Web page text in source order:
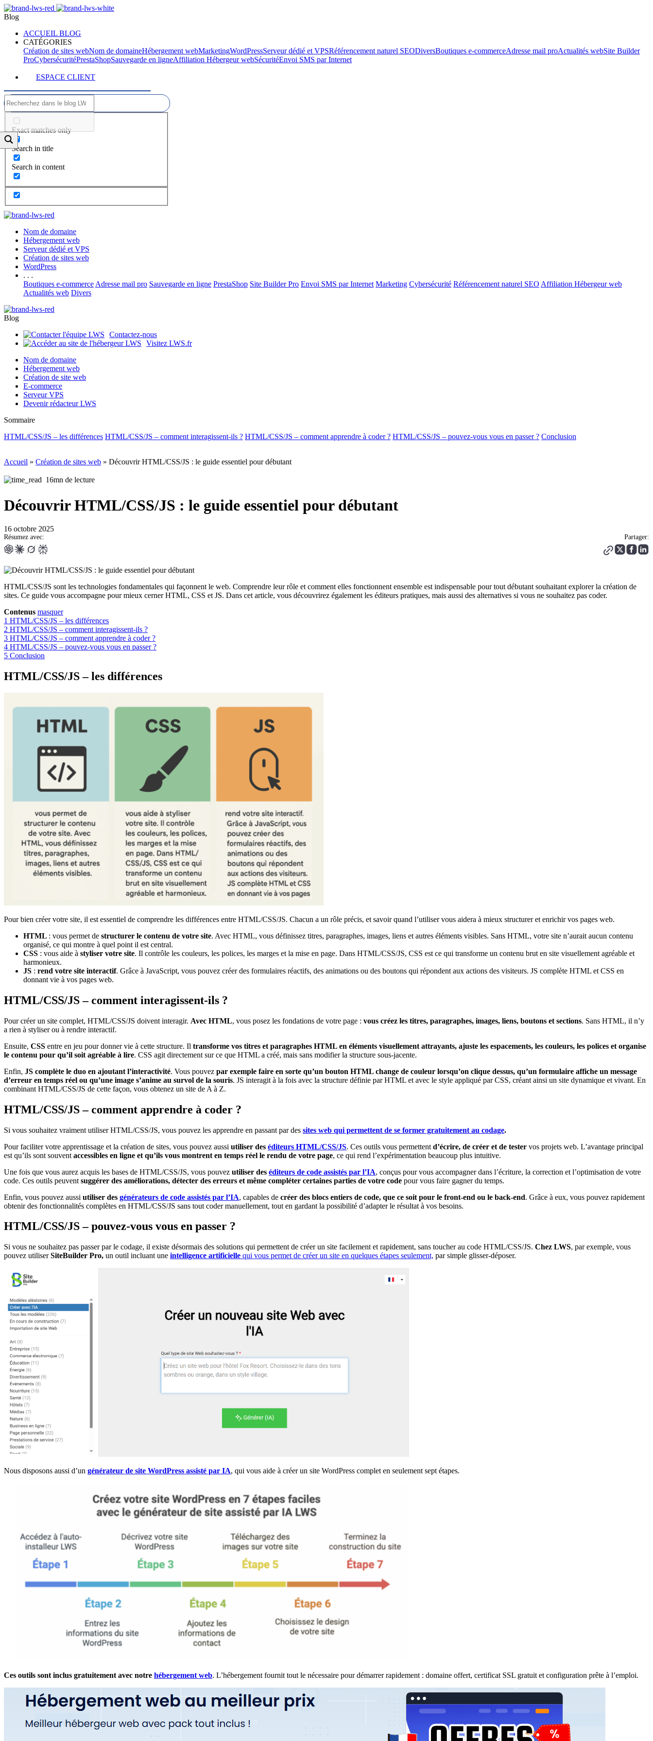
Blog
ACCUEIL BLOG
CATÉGORIES
Création de sites webNom de domaineHébergement webMarketingWordPressServeur dédié et VPSRéférencement naturel SEODiversBoutiques e-commerceAdresse mail proActualités webSite Builder
ProCybersécuritéPrestaShopSauvegarde en ligneAffiliation Hébergeur webSécuritéEnvoi SMS par Internet
ESPACE CLIENT
Exact matches only
Search in title
Search in content
Nom de domaine
Hébergement web
Serveur dédié et VPS
Création de sites web
WordPress
. . .
Boutiques e-commerce Adresse mail pro Sauvegarde en ligne PrestaShop Site Builder Pro Envoi SMS par Internet Marketing Cybersécurité Référencement naturel SEO Affiliation Hébergeur web
Actualités web Divers
Blog
Contactez-nous
Visitez LWS.fr
Nom de domaine
Hébergement web
Création de site web
E-commerce
Serveur VPS
Devenir rédacteur LWS
Sommaire
HTML/CSS/JS – les différences HTML/CSS/JS – comment interagissent-ils ? HTML/CSS/JS – comment apprendre à coder ? HTML/CSS/JS – pouvez-vous vous en passer ? Conclusion
Accueil » Création de sites web » Découvrir HTML/CSS/JS : le guide essentiel pour débutant
16mn de lecture
Découvrir HTML/CSS/JS : le guide essentiel pour débutant
16 octobre 2025
Résumez avec: Partager:
HTML/CSS/JS sont les technologies fondamentales qui façonnent le web. Comprendre leur rôle et comment elles fonctionnent ensemble est indispensable pour tout débutant souhaitant explorer la création de
sites. Ce guide vous accompagne pour mieux cerner HTML, CSS et JS. Dans cet article, vous découvrirez également les éditeurs pratiques, mais aussi des alternatives si vous ne souhaitez pas coder.
Contenus masquer
1 HTML/CSS/JS – les différences
2 HTML/CSS/JS – comment interagissent-ils ?
3 HTML/CSS/JS – comment apprendre à coder ?
4 HTML/CSS/JS – pouvez-vous vous en passer ?
5 Conclusion
HTML/CSS/JS – les différences
Pour bien créer votre site, il est essentiel de comprendre les différences entre HTML/CSS/JS. Chacun a un rôle précis, et savoir quand l’utiliser vous aidera à mieux structurer et enrichir vos pages web.
HTML : vous permet de structurer le contenu de votre site. Avec HTML, vous définissez titres, paragraphes, images, liens et autres éléments visibles. Sans HTML, votre site n’aurait aucun contenu
organisé, ce qui montre à quel point il est central.
CSS : vous aide à styliser votre site. Il contrôle les couleurs, les polices, les marges et la mise en page. Dans HTML/CSS/JS, CSS est ce qui transforme un contenu brut en site visuellement agréable et
harmonieux.
JS : rend votre site interactif. Grâce à JavaScript, vous pouvez créer des formulaires réactifs, des animations ou des boutons qui répondent aux actions des visiteurs. JS complète HTML et CSS en
donnant vie à vos pages web.
HTML/CSS/JS – comment interagissent-ils ?
Pour créer un site complet, HTML/CSS/JS doivent interagir. Avec HTML, vous posez les fondations de votre page : vous créez les titres, paragraphes, images, liens, boutons et sections. Sans HTML, il n’y
a rien à styliser ou à rendre interactif.
Ensuite, CSS entre en jeu pour donner vie à cette structure. Il transforme vos titres et paragraphes HTML en éléments visuellement attrayants, ajuste les espacements, les couleurs, les polices et organise
le contenu pour qu’il soit agréable à lire. CSS agit directement sur ce que HTML a créé, mais sans modifier la structure sous-jacente.
Enfin, JS complète le duo en ajoutant l’interactivité. Vous pouvez par exemple faire en sorte qu’un bouton HTML change de couleur lorsqu’on clique dessus, qu’un formulaire affiche un message
d’erreur en temps réel ou qu’une image s’anime au survol de la souris. JS interagit à la fois avec la structure définie par HTML et avec le style appliqué par CSS, créant ainsi un site dynamique et vivant. En
combinant HTML/CSS/JS de cette façon, vous obtenez un site de A à Z.
HTML/CSS/JS – comment apprendre à coder ?
Si vous souhaitez vraiment utiliser HTML/CSS/JS, vous pouvez les apprendre en passant par des sites web qui permettent de se former gratuitement au codage.
Pour faciliter votre apprentissage et la création de sites, vous pouvez aussi utiliser des éditeurs HTML/CSS/JS. Ces outils vous permettent d’écrire, de créer et de tester vos projets web. L’avantage principal
est qu’ils sont souvent accessibles en ligne et qu’ils vous montrent en temps réel le rendu de votre page, ce qui rend l’expérimentation beaucoup plus intuitive.
Une fois que vous aurez acquis les bases de HTML/CSS/JS, vous pouvez utiliser des éditeurs de code assistés par l’IA, conçus pour vous accompagner dans l’écriture, la correction et l’optimisation de votre
code. Ces outils peuvent suggérer des améliorations, détecter des erreurs et même compléter certaines parties de votre code pour vous faire gagner du temps.
Enfin, vous pouvez aussi utiliser des générateurs de code assistés par l’IA, capables de créer des blocs entiers de code, que ce soit pour le front-end ou le back-end. Grâce à eux, vous pouvez rapidement
obtenir des fonctionnalités complètes en HTML/CSS/JS sans tout coder manuellement, tout en gardant la possibilité d’adapter le résultat à vos besoins.
HTML/CSS/JS – pouvez-vous vous en passer ?
Si vous ne souhaitez pas passer par le codage, il existe désormais des solutions qui permettent de créer un site facilement et rapidement, sans toucher au code HTML/CSS/JS. Chez LWS, par exemple, vous
pouvez utiliserSiteBuilder Pro, un outil incluant une intelligence artificielle qui vous permet de créer un site en quelques étapes seulement, par simple glisser-déposer.
Nous disposons aussi d’un générateur de site WordPress assisté par IA, qui vous aide à créer un site WordPress complet en seulement sept étapes.
Ces outils sont inclus gratuitement avec notre hébergement web. L’hébergement fournit tout le nécessaire pour démarrer rapidement : domaine offert, certificat SSL gratuit et configuration prête à l’emploi.